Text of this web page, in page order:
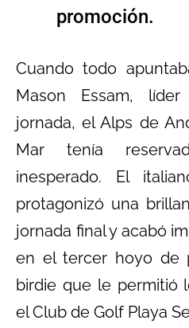
promoción.
Cuando todo
Mason Essam,
jornada, el Alps de
Mar tenía
inesperado. El
protagonizó una
jornada final y acabó
en el tercer hoyo de
birdie que le permitió
el Club de Golf Playa